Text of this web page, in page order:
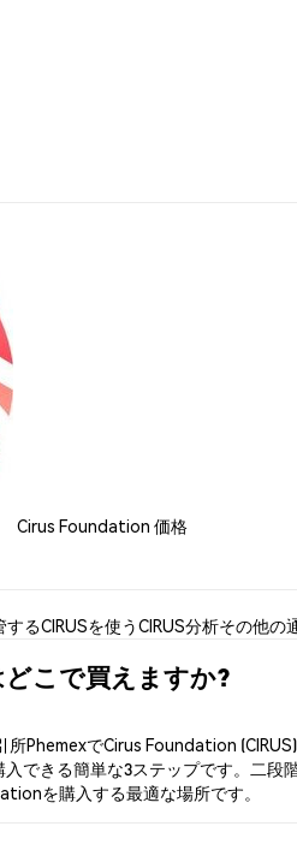
Cirus Foundation 価格
するCIRUSを使うCIRUS分析その他の
こで買えますか?
PhemexでCirus Foundation
できる簡単な3ステップです。二
を購入する最適な場所です。